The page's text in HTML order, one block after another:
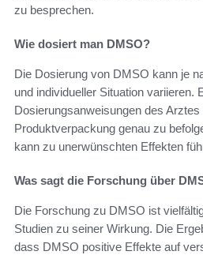
zu besprechen.
Wie dosiert man DMSO?
Die Dosierung von DMSO kann je
und individueller Situation variieren.
Dosierungsanweisungen des Arztes
Produktverpackung genau zu
kann zu unerwünschten Effekten
Was sagt die Forschung über
Die Forschung zu DMSO ist
Studien zu seiner Wirkung. Die
dass DMSO positive Effekte auf